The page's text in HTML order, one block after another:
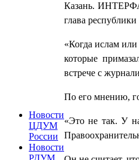
Новости
ЦДУМ
России
Новости
РДУМ
Казань.
глава
«Когда ислам
которые
встрече с
По его мнению,
«Это не так. У